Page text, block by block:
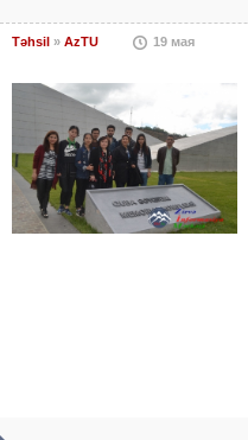
Təhsil » AzTU 19 мая